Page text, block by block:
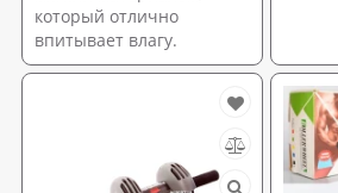
который отлично
впитывает влагу.